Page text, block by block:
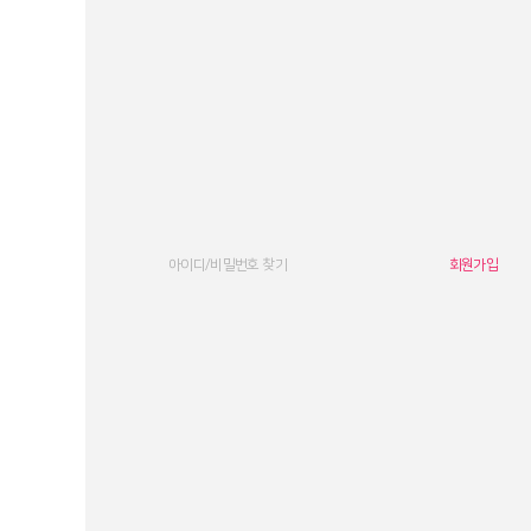
아이디/비밀번호 찾기 회원가입